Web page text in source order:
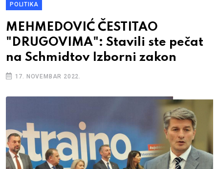
POLITIKA
MEHMEDOVIĆ ČESTITAO
"DRUGOVIMA": Stavili ste pečat
na Schmidtov Izborni zakon
17. NOVEMBAR 2022.